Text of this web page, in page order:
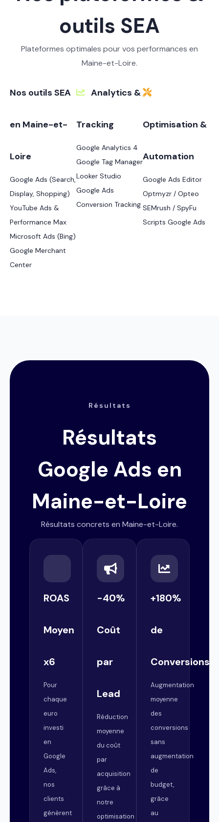
outils SEA
Plateformes optimales pour vos performances en
Maine-et-Loire.
Nos outils SEA
en Maine-et-
Loire
Google Ads (Search,
Display, Shopping)
YouTube Ads &
Performance Max
Microsoft Ads (Bing)
Google Merchant
Center
Analytics &
Tracking
Google Analytics 4
Google Tag Manager
Looker Studio
Google Ads
Conversion Tracking
Optimisation &
Automation
Google Ads Editor
Optmyzr / Opteo
SEMrush / SpyFu
Scripts Google Ads
Résultats
Résultats
Google Ads en
Maine-et-Loire
Résultats concrets en Maine-et-Loire.
ROAS
Moyen
x6
Pour
chaque
euro
investi
en
Google
Ads,
nos
clients
génèrent
-40%
Coût
par
Lead
Réduction
moyenne
du coût
par
acquisition
grâce à
notre
optimisation
+180%
de
Conversions
Augmentation
moyenne
des
conversions
sans
augmentation
de
budget,
grâce
au